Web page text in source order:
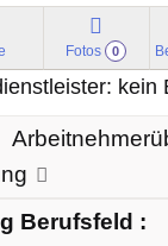
Fotos 0
Berufsfeld :